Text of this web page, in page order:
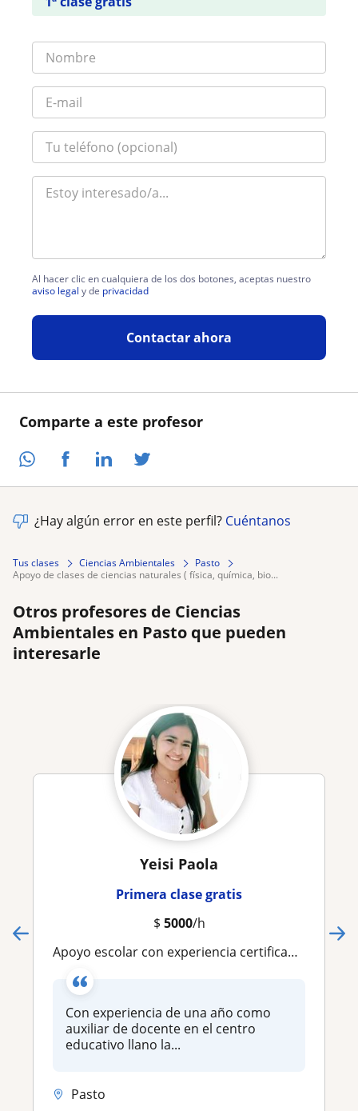
Comparte a este profesor
Al hacer clic en cualquiera de los dos botones, aceptas nuestro
aviso legal y de privacidad
Contactar ahora
¿Hay algún error en este perfil? Cuéntanos
Tus clases Ciencias Ambientales
Pasto
apoyo de clases de ciencias naturales ( física, química, bio...
Otros profesores de Ciencias
Ambientales en Pasto que pueden
interesarle
Yeisi Paola
Primera clase gratis
$ 5000/h
Apoyo escolar con experiencia certificada para niños de primaria
Con experiencia de una año como
auxiliar de docente en el centro
educativo llano la...
Pasto